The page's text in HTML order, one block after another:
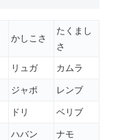
かしこさ
たくまし
さ
リュガ カムラ
ジャポ レンブ
ドリ ベリブ
ハバン ナモ